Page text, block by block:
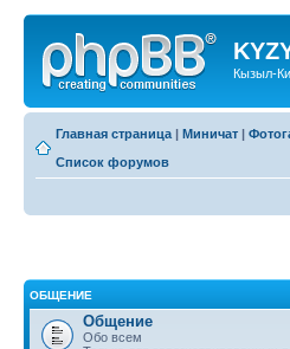
Кызыл-
Главная страница | Миничат |
Список форумов
ОБЩЕНИЕ
Общение
Обо всем